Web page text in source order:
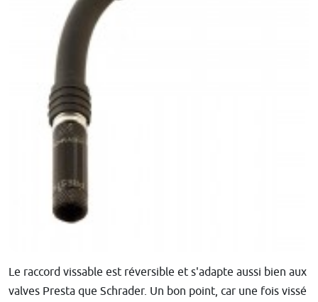
Le raccord vissable est réversible et s'adapte aussi bien aux
valves Presta que Schrader. Un bon point, car une fois vissé